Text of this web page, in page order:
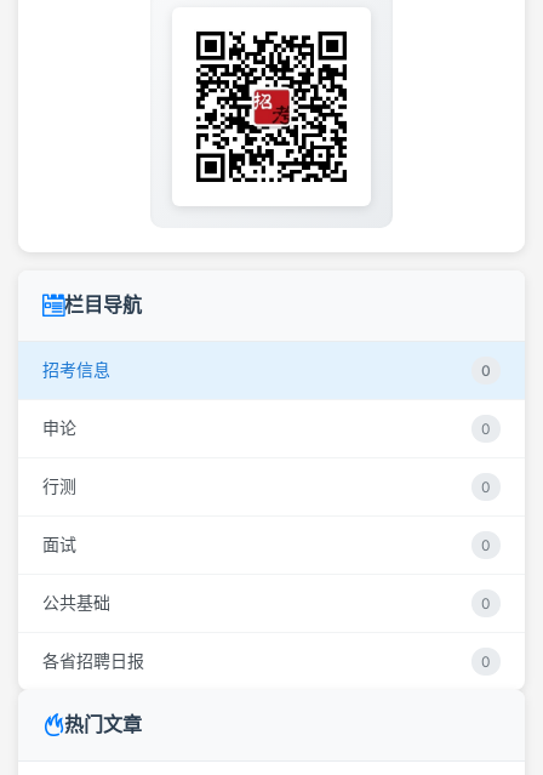
栏目导航
招考信息 0
申论 0
行测 0
面试 0
公共基础 0
各省招聘日报 0
热门文章